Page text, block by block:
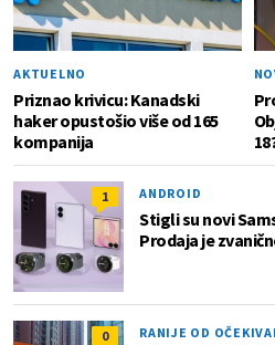
AKTUELNO
Priznao krivicu: Kanadski
haker opustošio više od 165
kompanija
1 ANDROID
Stigli su novi
Prodaja je
0 RANIJE OD